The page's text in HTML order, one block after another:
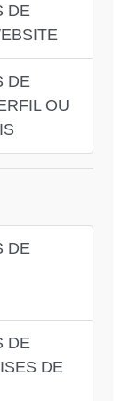
DE
DE
OU
DE
DE
DE